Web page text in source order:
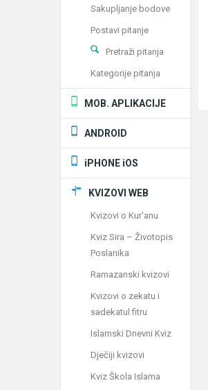
Sakupljanje bodove
Postavi pitanje
Pretraži pitanja
Kategorije pitanja
MOB. APLIKACIJE
ANDROID
iPHONE iOS
KVIZOVI WEB
Kvizovi o Kur'anu
Kviz Sira – Životopis
Poslanika
Ramazanski kvizovi
Kvizovi o zekatu i
sadekatul fitru
Islamski Dnevni Kviz
Dječiji kvizovi
Kviz Škola Islama